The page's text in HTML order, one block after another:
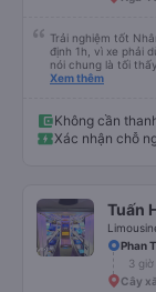
Trải nghiệm tốt
định 1h, vì xe phải
nói chung là tối
hộ và giới thiệu
Xem thêm
Không cần
Xác nhận chỗ
Tuấn
Phan
3
Cây